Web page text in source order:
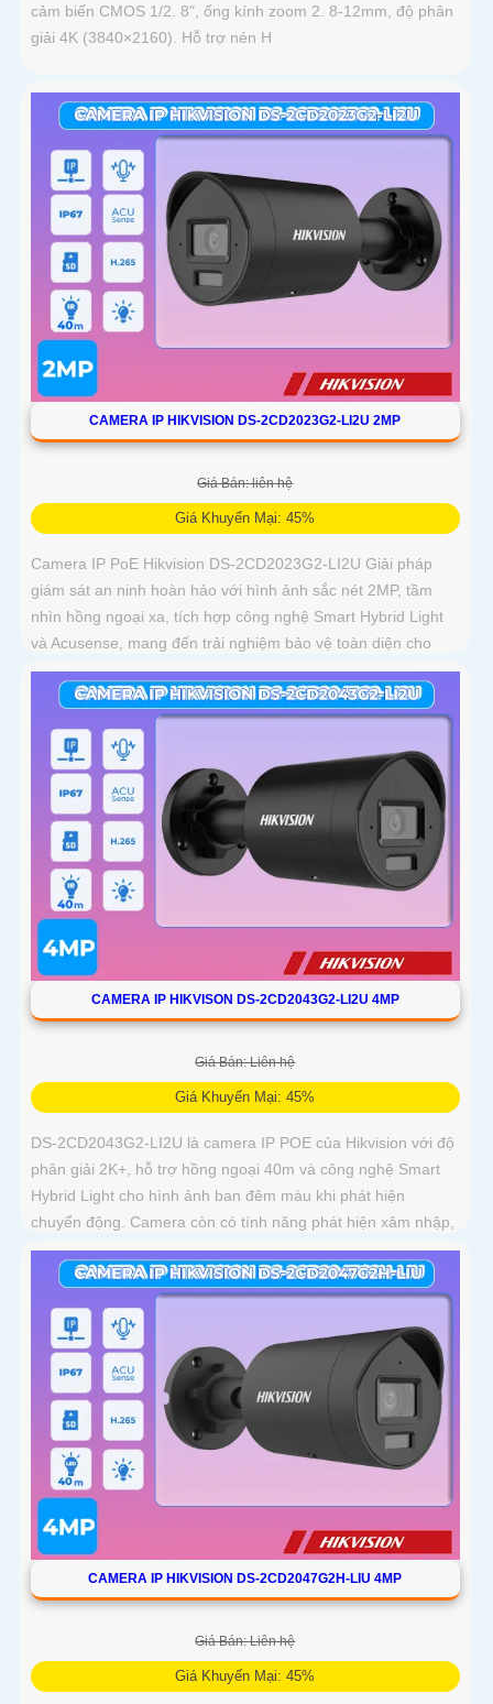
cảm biến CMOS 1/2. 8", ống kính zoom 2. 8-12mm, độ phân
giải 4K (3840×2160). Hỗ trợ nén H
CAMERA IP HIKVISION DS-2CD2023G2-LI2U 2MP
Giá Bán: liên hệ
Giá Khuyến Mại: 45%
Camera IP PoE Hikvision DS-2CD2023G2-LI2U Giải pháp
giám sát an ninh hoàn hảo với hình ảnh sắc nét 2MP, tầm
nhìn hồng ngoại xa, tích hợp công nghệ Smart Hybrid Light
và Acusense, mang đến trải nghiệm bảo vệ toàn diện cho
ngôi nhà và doanh nghiệp của bạn
CAMERA IP HIKVISON DS-2CD2043G2-LI2U 4MP
Giá Bán: Liên hệ
Giá Khuyến Mại: 45%
DS-2CD2043G2-LI2U là camera IP POE của Hikvision với độ
phân giải 2K+, hỗ trợ hồng ngoại 40m và công nghệ Smart
Hybrid Light cho hình ảnh ban đêm màu khi phát hiện
chuyển động. Camera còn có tính năng phát hiện xâm nhập,
hàng rào ảo và phân biệt người, phương tiện
CAMERA IP HIKVISION DS-2CD2047G2H-LIU 4MP
Giá Bán: Liên hệ
Giá Khuyến Mại: 45%